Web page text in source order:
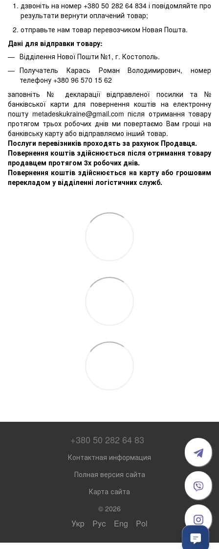
дзвоніть на номер +380 50 282 64 834 і повідомляйте про
результати вернути оплачений товар;
отправьте нам товар перевозчиком Новая Пошта.
Дані для відправки товару:
Відділення Нової Пошти №1, г. Костополь.
Получатель Карась Роман Володимирович, номер
телефону +380 96 570 15 62
заповніть № декларації відправленої посилки та №
банківської карти для повернення коштів на електронну
пошту metadeskukraine@gmail.com після отримання товару
протягом трьох робочих днів ми повертаємо Вам гроші на
банківську карту або відправляємо інший товар.
Послуги перевізників проходять за рахунок Продавця.
Повернення коштів здійснюється після отримання товару
продавцем протягом 3х робочих днів.
Повернення коштів здійснюється на карту або грошовим
перекладом у відділенні логістичних служб.
+380 50 282 64 83
Контактная информация
Полная версия сайта
Карта сайта
© 2026
Укр Рус Eng Pol